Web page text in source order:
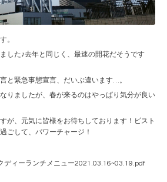
。
した♪去年と同じく、最速の開花だそうです
と緊急事態宣言、だいぶ違います…。
りましたが、春が来るのはやっぱり気分が良い
が、元気に皆様をお待ちしております！ビスト
ごして、パワーチャージ！
ディーランチメニュー2021.03.16~03.19.pdf